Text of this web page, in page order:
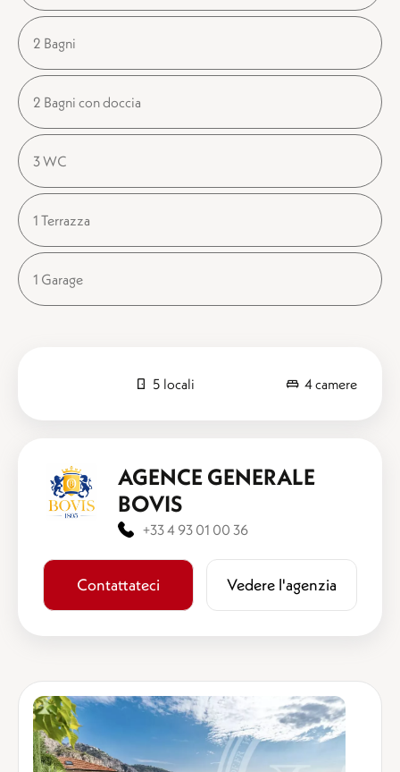
2 Bagni
2 Bagni con doccia
3 WC
1 Terrazza
1 Garage
5 locali 4 camere
AGENCE GENERALE
BOVIS
+33 4 93 01 00 36
Contattateci ​​Vedere l'agenzia